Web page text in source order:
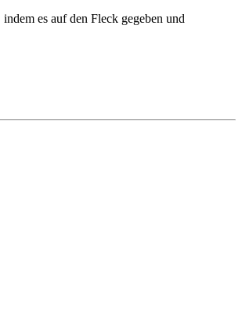
es auf den Fleck gegeben und